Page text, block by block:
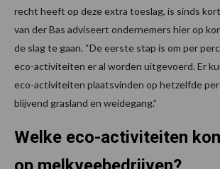
recht heeft op deze extra toeslag, is sinds
van der Bas adviseert ondernemers hier op
de slag te gaan. “De eerste stap is om per
eco-activiteiten er al worden uitgevoerd. Er
eco-activiteiten plaatsvinden op hetzelfde
blijvend grasland en weidegang.”
Welke eco-activiteiten